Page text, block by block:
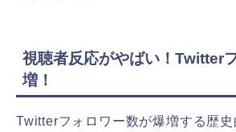
視聴者反応がやばい！Twitter
増！
Twitterフォロワー数が爆増する歴